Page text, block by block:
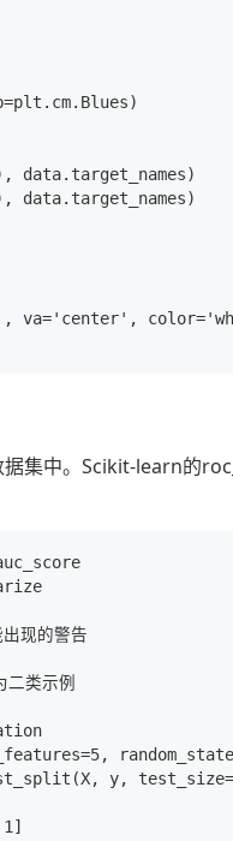
data.target_names)
data.target_names)
va='center',
据集中。Scikit-learn的
的警告
类示例
y,